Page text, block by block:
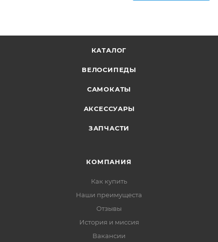
КАТАЛОГ
ВЕЛОСИПЕДЫ
САМОКАТЫ
АКСЕССУАРЫ
ЗАПЧАСТИ
КОМПАНИЯ
Как купить
Наши преимущеста
Отзывы
История и миссия
Вакансии